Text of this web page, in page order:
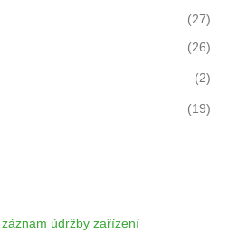
(27)
(26)
(2)
(19)
údržby zařízení